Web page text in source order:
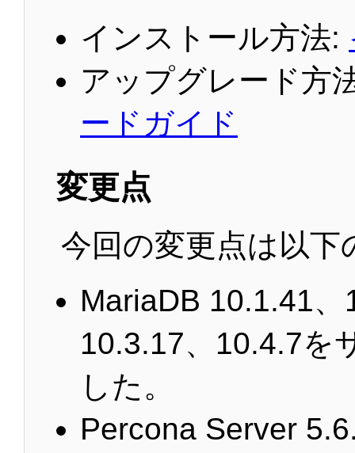
インストール方法:
アップグレード方
ードガイド
変更点
今回の変更点は以下
MariaDB 10.1.41
10.3.17、10.4.7を
した。
Percona Server